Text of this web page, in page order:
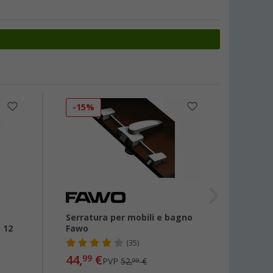
12
-15%
Serratura per mobili e bagno
Fawo
(35)
44,99€PVP 52,99€